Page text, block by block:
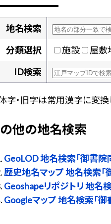
地名検索
分類選択
施設
屋敷
ID検索
字・旧字は常用漢字に変
他の地名検索
GeoLOD 地名検索「御書院
歴史地名マップ 地名検索「
Geoshapeリポジトリ 地名
Googleマップ 地名検索「御